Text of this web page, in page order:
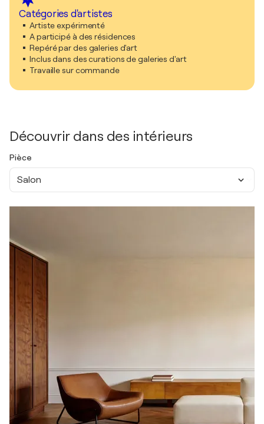
Catégories d'artistes
Artiste expérimenté
A participé à des résidences
Repéré par des galeries d'art
Inclus dans des curations de galeries d'art
Travaille sur commande
Découvrir dans des intérieurs
Pièce
Salon